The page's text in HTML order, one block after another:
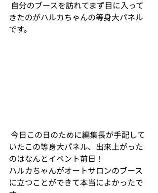
きたのがハルカちゃんの等身大パネル
です。
いたこの等身大パネル、出来上がった
のはなんとイベント前日！
ハルカちゃんがオートサロンのブース
に立つことができて本当によかったで